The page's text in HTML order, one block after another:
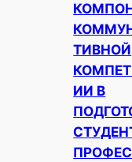
ТИВНОЙ
ИИ В